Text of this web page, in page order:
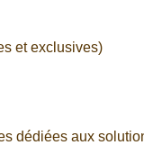
et exclusives)
dédiées aux